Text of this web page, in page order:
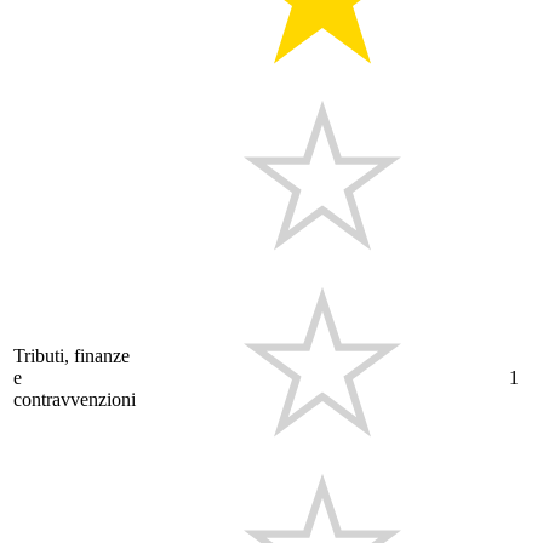
Tributi, finanze
e
contravvenzioni
1